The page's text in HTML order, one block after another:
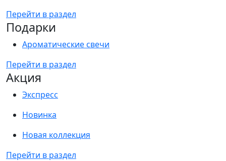
Перейти в раздел
Подарки
Ароматические свечи
Перейти в раздел
Акция
Экспресс
Новинка
Новая коллекция
Перейти в раздел